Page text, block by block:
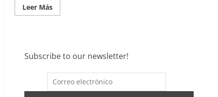
Leer MásLeer
más
con
4.050
Metal,
festivales
Subscribe to our newsletter!